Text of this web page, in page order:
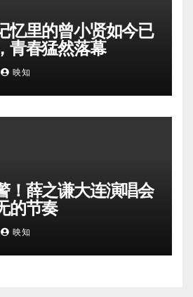
忆里的曾小贤如今已
青春猛然落幕
映知
！薛之谦大连演唱会
的节奏
映知